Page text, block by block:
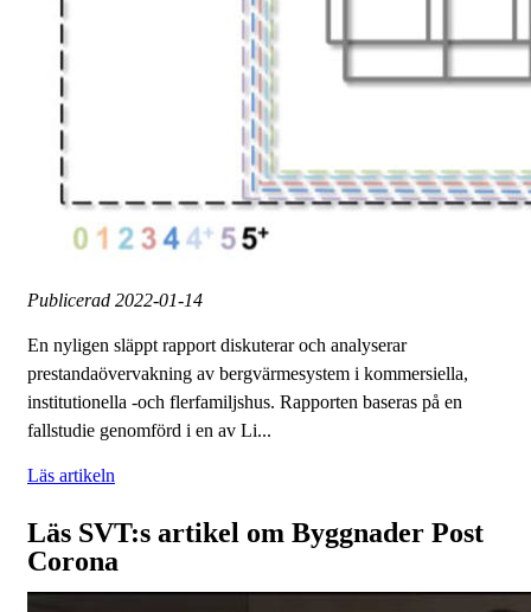
Publicerad 2022-01-14
En nyligen släppt rapport diskuterar och analyserar
prestandaövervakning av bergvärmesystem i kommersiella,
institutionella -och flerfamiljshus. Rapporten baseras på en
fallstudie genomförd i en av Li...
Läs artikeln
Läs SVT:s artikel om Byggnader Post
Corona